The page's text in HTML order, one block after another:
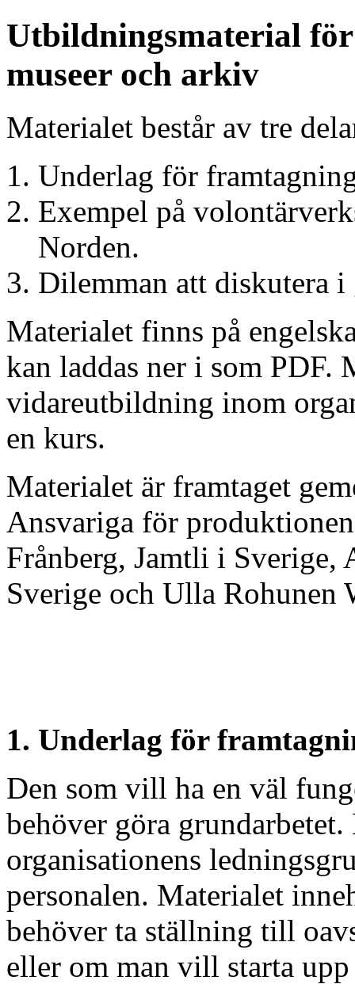
Utbildningsmaterial
museer och arkiv
Materialet består av tre
Underlag för
Exempel på
Norden.
Dilemman att diskutera
Materialet finns på
kan laddas ner i som PDF.
vidareutbildning inom
en kurs.
Materialet är framtaget
Ansvariga för
Frånberg, Jamtli i Sverige,
Sverige och Ulla Rohunen
1. Underlag för
Den som vill ha en väl
behöver göra
organisationens
personalen. Materialet
behöver ta ställning till
eller om man vill starta